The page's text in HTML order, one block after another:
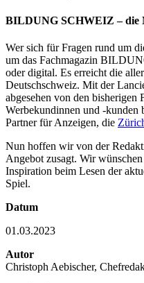
BILDUNG SCHWEIZ – die
Wer sich für Fragen rund um
um das Fachmagazin
oder digital. Es erreicht die
Deutschschweiz. Mit der
abgesehen von den bisherigen
Werbekundinnen und -kunden
Partner für Anzeigen, die
Nun hoffen wir von der
Angebot zusagt. Wir
Inspiration beim Lesen der
Spiel.
Datum
01.03.2023
Autor
Christoph Aebischer,